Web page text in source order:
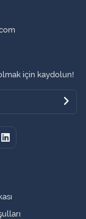
için kaydolun!